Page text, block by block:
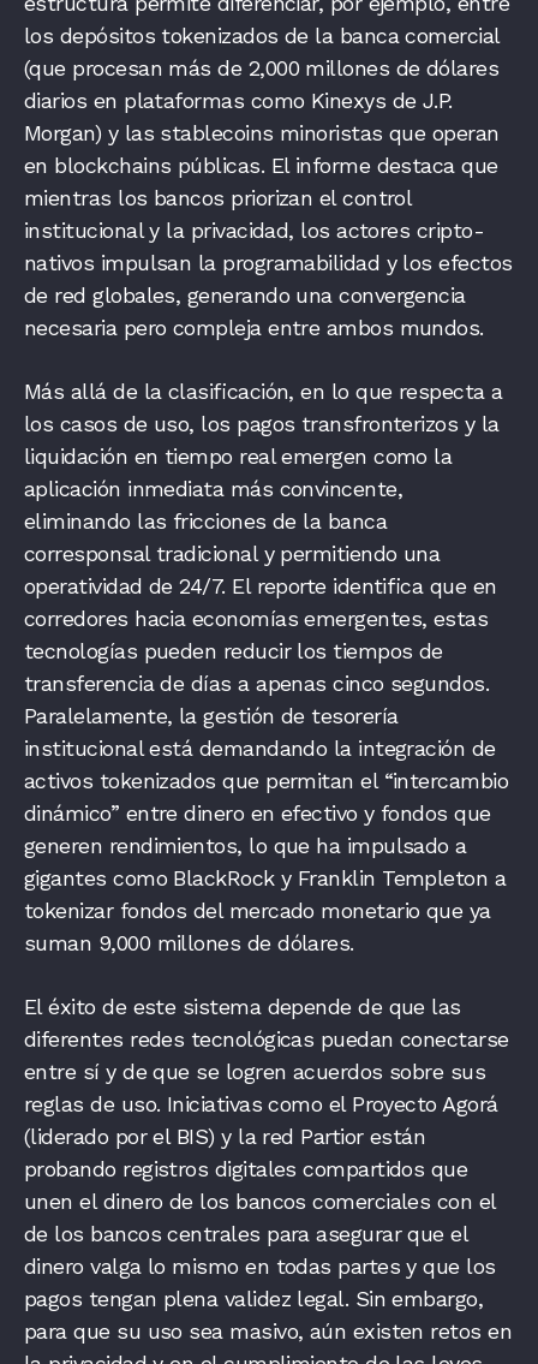
los depósitos tokenizados de la banca comercial
(que procesan más de 2,000 millones de dólares
diarios en plataformas como Kinexys de J.P.
Morgan) y las stablecoins minoristas que operan
en blockchains públicas. El informe destaca que
mientras los bancos priorizan el control
institucional y la privacidad, los actores cripto-
nativos impulsan la programabilidad y los efectos
de red globales, generando una convergencia
necesaria pero compleja entre ambos mundos.
Más allá de la clasificación, en lo que respecta a
los casos de uso, los pagos transfronterizos y la
liquidación en tiempo real emergen como la
aplicación inmediata más convincente,
eliminando las fricciones de la banca
corresponsal tradicional y permitiendo una
operatividad de 24/7. El reporte identifica que en
corredores hacia economías emergentes, estas
tecnologías pueden reducir los tiempos de
transferencia de días a apenas cinco segundos.
Paralelamente, la gestión de tesorería
institucional está demandando la integración de
activos tokenizados que permitan el “intercambio
dinámico” entre dinero en efectivo y fondos que
generen rendimientos, lo que ha impulsado a
gigantes como BlackRock y Franklin Templeton a
tokenizar fondos del mercado monetario que ya
suman 9,000 millones de dólares.
El éxito de este sistema depende de que las
diferentes redes tecnológicas puedan conectarse
entre sí y de que se logren acuerdos sobre sus
reglas de uso. Iniciativas como el Proyecto Agorá
(liderado por el BIS) y la red Partior están
probando registros digitales compartidos que
unen el dinero de los bancos comerciales con el
de los bancos centrales para asegurar que el
dinero valga lo mismo en todas partes y que los
pagos tengan plena validez legal. Sin embargo,
para que su uso sea masivo, aún existen retos en